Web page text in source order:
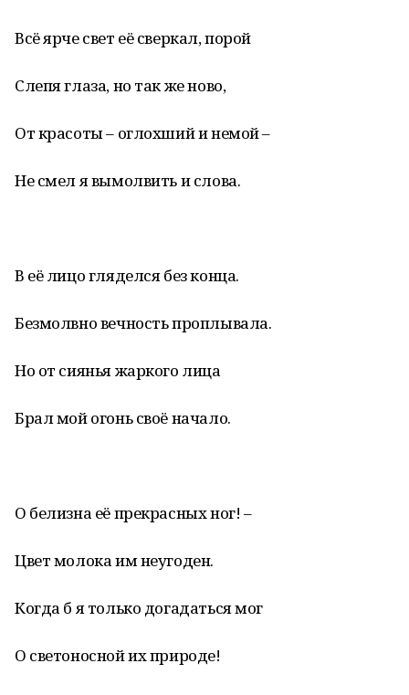
Всё ярче свет её сверкал, порой
Слепя глаза, но так же ново,
От красоты – оглохший и немой –
Не смел я вымолвить и слова.
В её лицо гляделся без конца.
Безмолвно вечность проплывала.
Но от сиянья жаркого лица
Брал мой огонь своё начало.
О белизна её прекрасных ног! –
Цвет молока им неугоден.
Когда б я только догадаться мог
О светоносной их природе!